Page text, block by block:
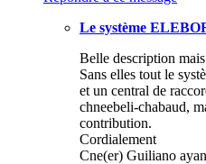
Le système
Belle description
Sans elles tout le
et un central de
chneebeli-chabaud,
contribution.
Cordialement
Cne(er) Guiliano